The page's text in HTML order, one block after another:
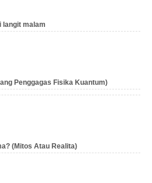
langit malam
Penggagas Fisika Kuantum)
(Mitos Atau Realita)